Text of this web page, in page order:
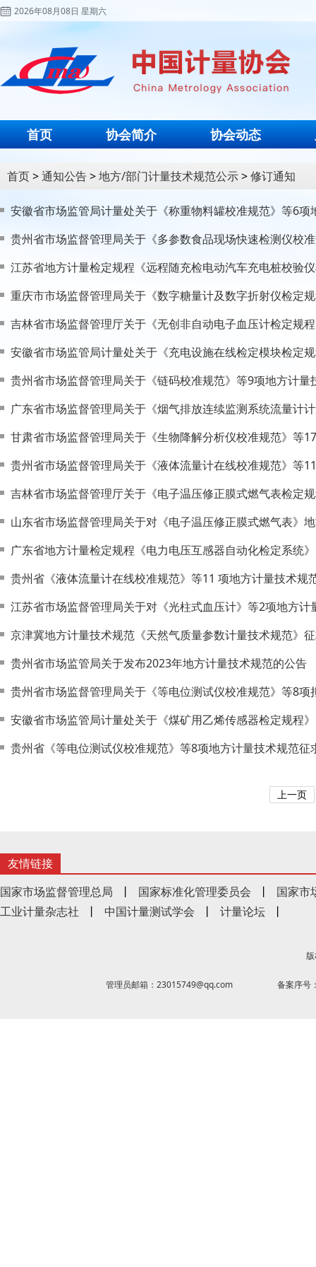
2026年08月08日 星期六
首页 协会简介 协会动态
首页>通知公告>地方/部门计量技术规范公示>修订通知
安徽省市场监管局计量处关于《称重物料罐校准规范》等6
贵州省市场监督管理局关于《多参数食品现场快速检测仪校
江苏省地方计量检定规程《远程随充检电动汽车充电桩校验
重庆市市场监督管理局关于《数字糖量计及数字折射仪检定
吉林省市场监督管理厅关于《无创非自动电子血压计检定规
安徽省市场监管局计量处关于《充电设施在线检定模块检定
贵州省市场监督管理局关于《链码校准规范》等9项地方计量
广东省市场监督管理局关于《烟气排放连续监测系统流量计
甘肃省市场监督管理局关于《生物降解分析仪校准规范》等
贵州省市场监督管理局关于《液体流量计在线校准规范》等
吉林省市场监督管理厅关于《电子温压修正膜式燃气表检定
山东省市场监督管理局关于对《电子温压修正膜式燃气表》
广东省地方计量检定规程《电力电压互感器自动化检定系统
贵州省《液体流量计在线校准规范》等11 项地方计量技术规
江苏省市场监督管理局关于对《光柱式血压计》等2项地方计
京津冀地方计量技术规范《天然气质量参数计量技术规范》
贵州省市场监管局关于发布2023年地方计量技术规范的公告
贵州省市场监督管理局关于《等电位测试仪校准规范》等8
安徽省市场监管局计量处关于《煤矿用乙烯传感器检定规程
贵州省《等电位测试仪校准规范》等8项地方计量技术规范征
上一页
友情链接
国家市场监督管理总局
丨 国家标准化管理委员会 丨
国家市
工业计量杂志社
丨 中国计量测试学会 丨 计量论坛 丨
管理员邮箱：23015749@qq.com 备案序号